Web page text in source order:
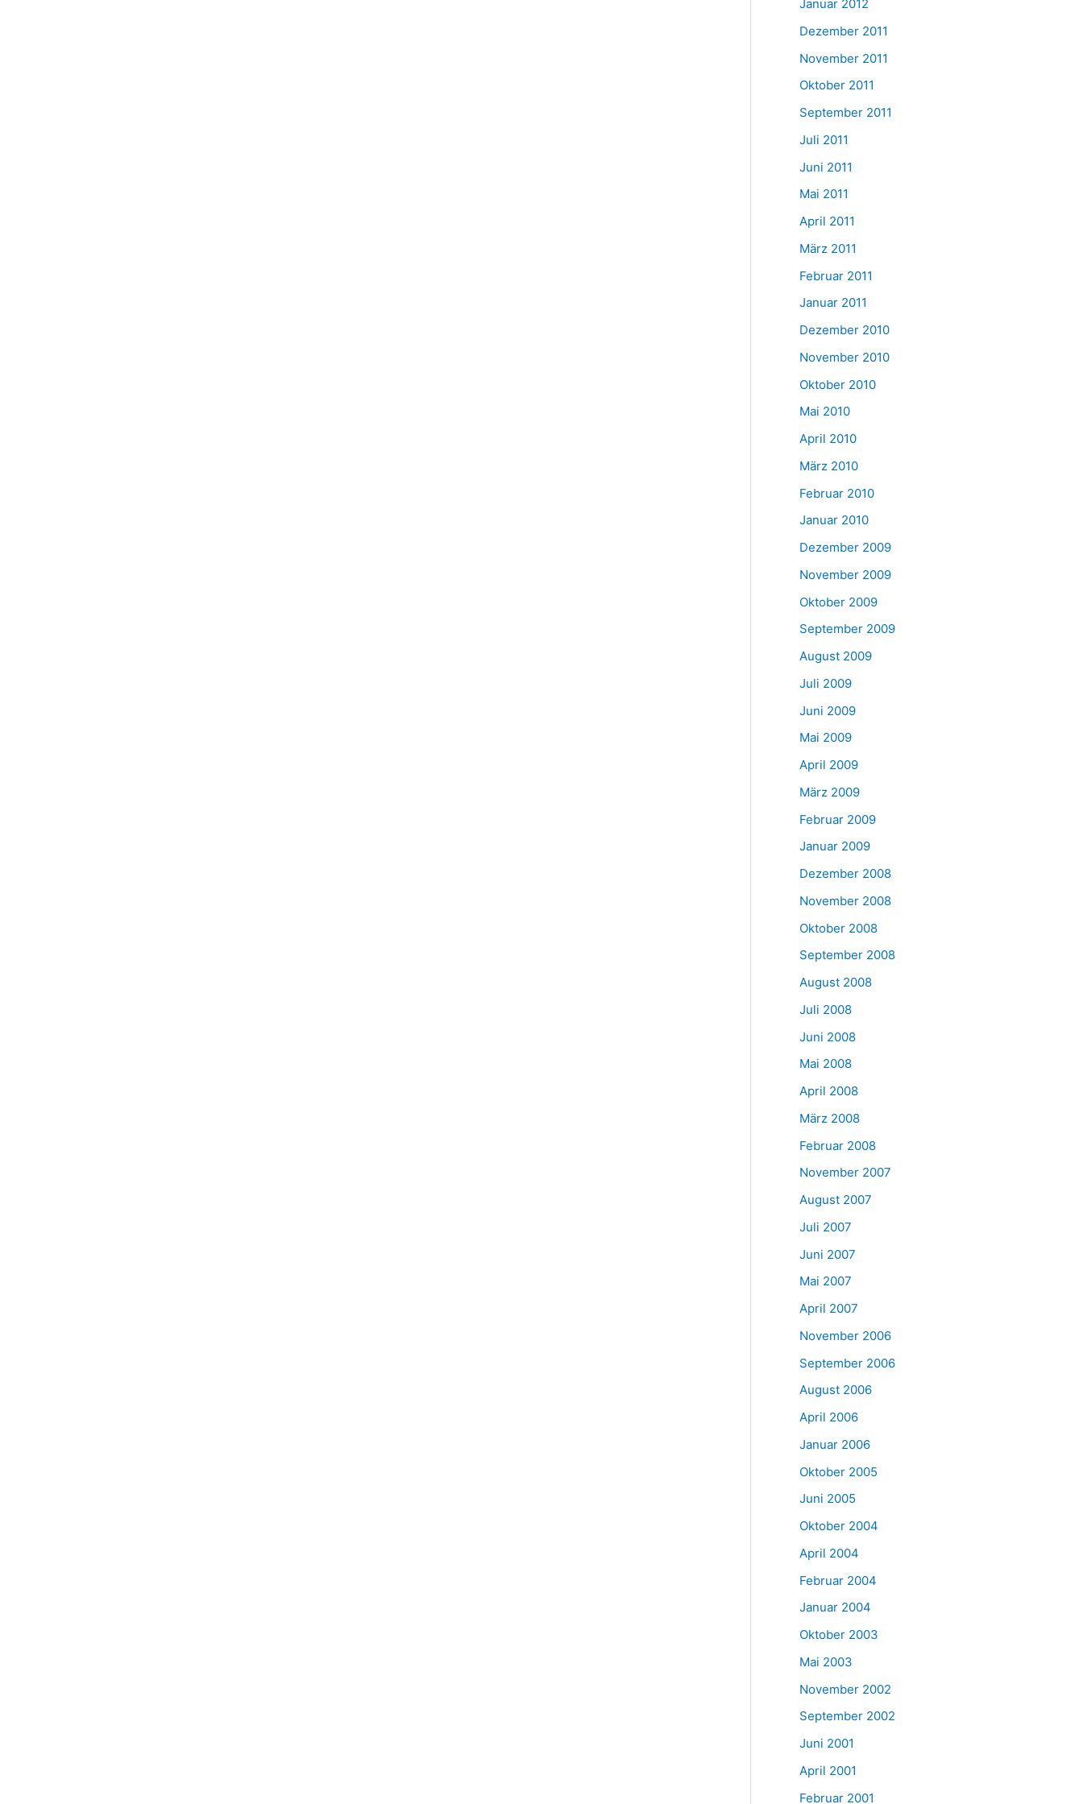
Januar 2012
Dezember 2011
November 2011
Oktober 2011
September 2011
Juli 2011
Juni 2011
Mai 2011
April 2011
März 2011
Februar 2011
Januar 2011
Dezember 2010
November 2010
Oktober 2010
Mai 2010
April 2010
März 2010
Februar 2010
Januar 2010
Dezember 2009
November 2009
Oktober 2009
September 2009
August 2009
Juli 2009
Juni 2009
Mai 2009
April 2009
März 2009
Februar 2009
Januar 2009
Dezember 2008
November 2008
Oktober 2008
September 2008
August 2008
Juli 2008
Juni 2008
Mai 2008
April 2008
März 2008
Februar 2008
November 2007
August 2007
Juli 2007
Juni 2007
Mai 2007
April 2007
November 2006
September 2006
August 2006
April 2006
Januar 2006
Oktober 2005
Juni 2005
Oktober 2004
April 2004
Februar 2004
Januar 2004
Oktober 2003
Mai 2003
November 2002
September 2002
Juni 2001
April 2001
Februar 2001